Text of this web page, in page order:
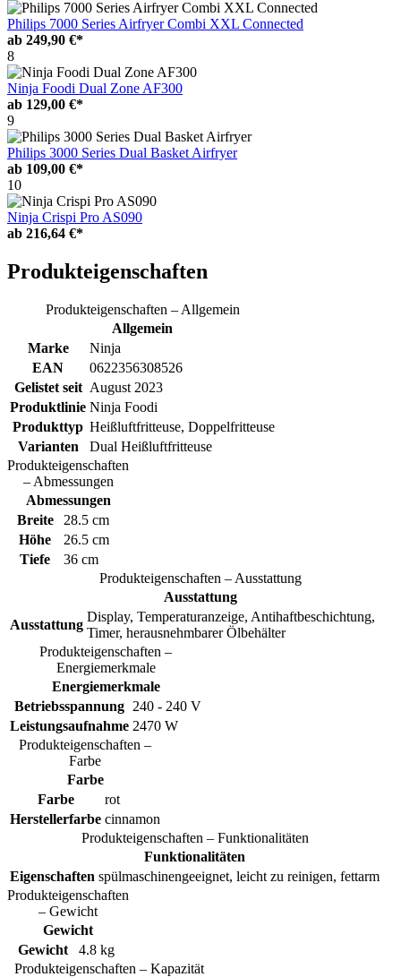
Philips 7000 Series Airfryer Combi XXL Connected
ab 249,90 €*
8
Ninja Foodi Dual Zone AF300
ab 129,00 €*
9
Philips 3000 Series Dual Basket Airfryer
ab 109,00 €*
10
Ninja Crispi Pro AS090
ab 216,64 €*
Produkteigenschaften
Produkteigenschaften – Allgemein
Allgemein
Marke
Ninja
EAN
0622356308526
Gelistet seit August 2023
Produktlinie Ninja Foodi
Produkttyp Heißluftfritteuse, Doppelfritteuse
Varianten
Dual Heißluftfritteuse
Produkteigenschaften
– Abmessungen
Abmessungen
Breite
28.5 cm
Höhe
26.5 cm
Tiefe
36 cm
Produkteigenschaften – Ausstattung
Ausstattung
Ausstattung
Display, Temperaturanzeige, Antihaftbeschichtung,
Timer, herausnehmbarer Ölbehälter
Produkteigenschaften –
Energiemerkmale
Energiemerkmale
Betriebsspannung 240 - 240 V
Leistungsaufnahme 2470 W
Produkteigenschaften –
Farbe
Farbe
Farbe
rot
Herstellerfarbe cinnamon
Produkteigenschaften – Funktionalitäten
Funktionalitäten
Eigenschaften spülmaschinengeeignet, leicht zu reinigen, fettarm
Produkteigenschaften
– Gewicht
Gewicht
Gewicht
4.8 kg
Produkteigenschaften – Kapazität